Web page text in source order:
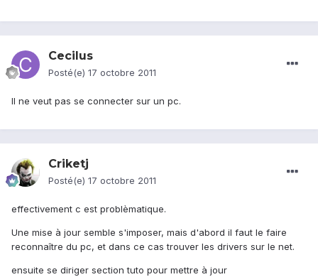
Cecilus
Posté(e) 17 octobre 2011
Il ne veut pas se connecter sur un pc.
Criketj
Posté(e) 17 octobre 2011
effectivement c est problèmatique.
Une mise à jour semble s'imposer, mais d'abord il faut le faire
reconnaître du pc, et dans ce cas trouver les drivers sur le net.
ensuite se diriger section tuto pour mettre à jour